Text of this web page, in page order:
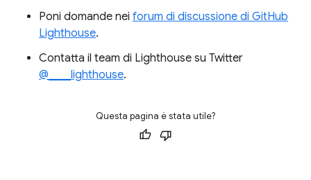
Poni domande nei forum di discussione di GitHub
Lighthouse.
Contatta il team di Lighthouse su Twitter
@____lighthouse.
Questa pagina è stata utile?